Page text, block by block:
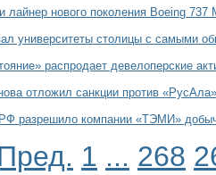
лайнер нового поколения Boeing 737
университеты столицы с самыми
распродает девелоперские
отложил санкции против
разрешило компании «ТЭМИ»
1 ... 268